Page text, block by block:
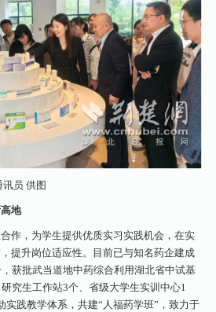
员 供图
地
作，为学生提供优质实习实践机会，在实
提升岗位适应性。目前已与知名药企建成
获批武当道地中药综合利用湖北省中试基
究生工作站3个、省级大学生实训中心1
实践教学体系，共建“人福药学班”，致力于